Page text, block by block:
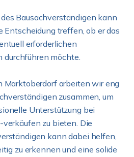
Bausachverständigen kann
Entscheidung treffen, ob er das
erforderlichen
durchführen möchte.
Marktoberdorf arbeiten wir eng
zusammen, um
Unterstützung bei
zu bieten. Die
kann dabei helfen,
zu erkennen und eine solide